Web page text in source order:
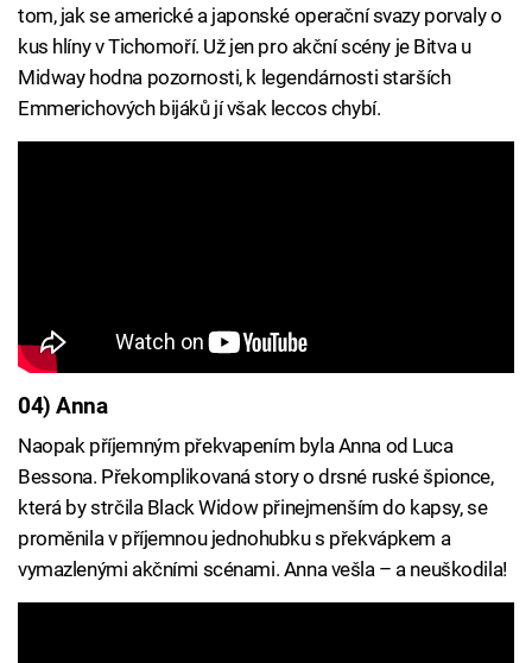
tom, jak se americké a japonské operační svazy porvaly o
kus hlíny v Tichomoří. Už jen pro akční scény je Bitva u
Midway hodna pozornosti, k legendárnosti starších
Emmerichových bijáků jí však leccos chybí.
04) Anna
Naopak příjemným překvapením byla Anna od Luca
Bessona. Překomplikovaná story o drsné ruské špionce,
která by strčila Black Widow přinejmenším do kapsy, se
proměnila v příjemnou jednohubku s překvápkem a
vymazlenými akčními scénami. Anna vešla – a neuškodila!